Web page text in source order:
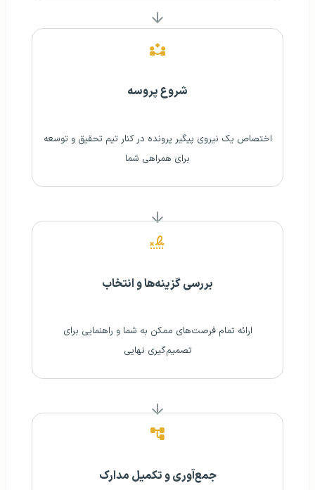
شروع پروسه
اختصاص یک نیروی پیگیر پرونده در کنار تیم تحقیق و توسعه
برای همراهی شما
بررسی گزینه‌ها و انتخاب
ارائه تمام فرصت‌های ممکن به شما و راهنمایی برای
تصمیم‌گیری نهایی
جمع‌آوری و تکمیل مدارک